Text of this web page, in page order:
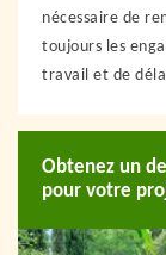
nécessaire de
toujours les
travail et de
Obtenez un
pour votre